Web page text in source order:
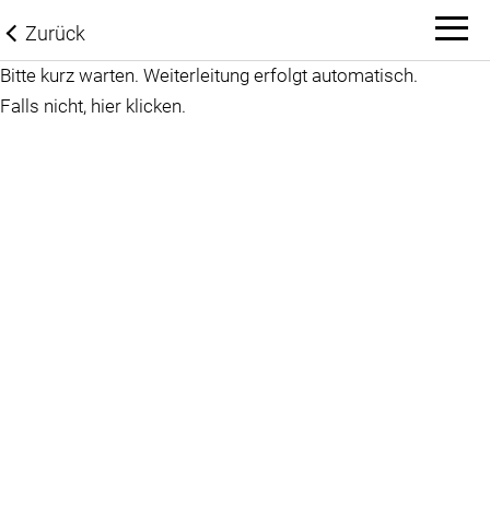
Zurück
Bitte kurz warten. Weiterleitung erfolgt automatisch.
Falls nicht, hier klicken.